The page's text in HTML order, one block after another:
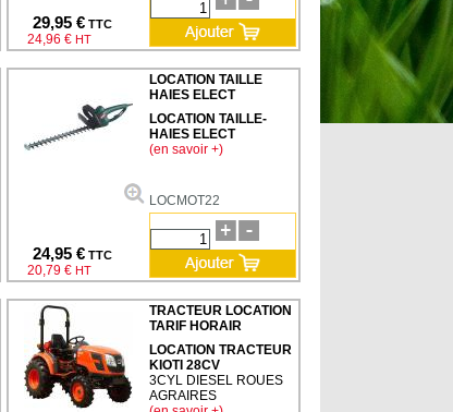
29,95 € TTC
24,96 € HT
24,95 € TTC
20,79 € HT
LOCATION TAILLE
HAIES ELECT
LOCATION TAILLE-
HAIES ELECT
(en savoir +)
LOCMOT22
TRACTEUR LOCATION
TARIF HORAIR
LOCATION TRACTEUR
KIOTI 28CV
3CYL DIESEL ROUES
AGRAIRES